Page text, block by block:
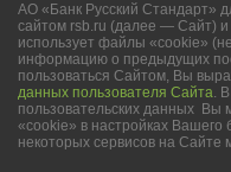
АО «Банк Русский Стандарт»
сайтом rsb.ru (далее — Сайт) и
использует файлы «cookie»
информацию о предыдущих
пользоваться Сайтом, Вы
данных пользователя Сайта.
пользовательских данных Вы
«cookie» в настройках Вашего
некоторых сервисов на Сайте